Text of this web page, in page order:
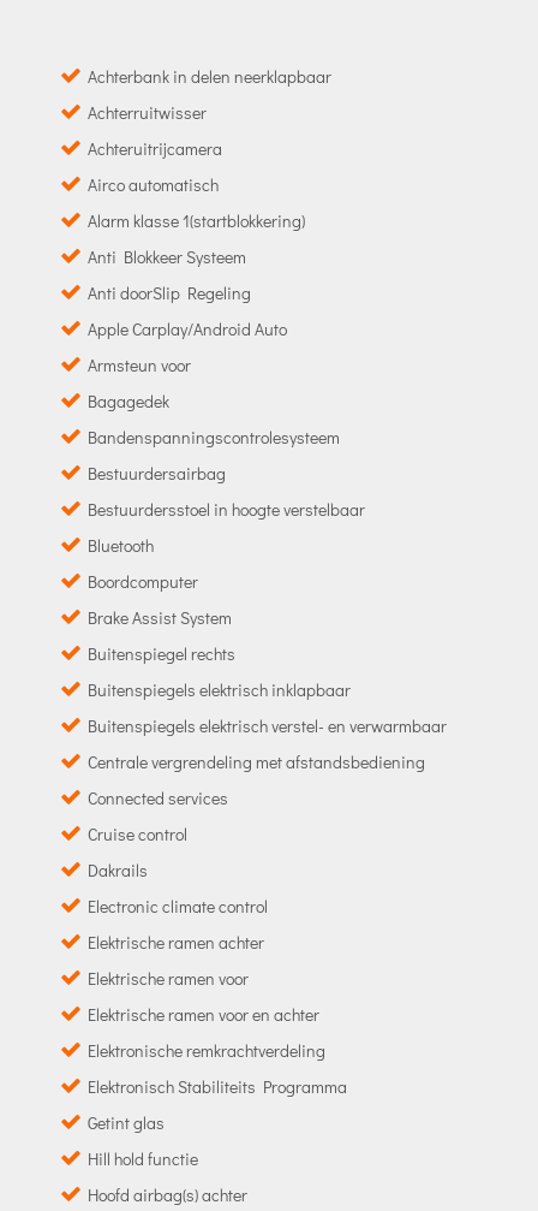
Achterbank in delen neerklapbaar
Achterruitwisser
Achteruitrijcamera
Airco automatisch
Alarm klasse 1(startblokkering)
Anti Blokkeer Systeem
Anti doorSlip Regeling
Apple Carplay/Android Auto
Armsteun voor
Bagagedek
Bandenspanningscontrolesysteem
Bestuurdersairbag
Bestuurdersstoel in hoogte verstelbaar
Bluetooth
Boordcomputer
Brake Assist System
Buitenspiegel rechts
Buitenspiegels elektrisch inklapbaar
Buitenspiegels elektrisch verstel- en verwarmbaar
Centrale vergrendeling met afstandsbediening
Connected services
Cruise control
Dakrails
Electronic climate control
Elektrische ramen achter
Elektrische ramen voor
Elektrische ramen voor en achter
Elektronische remkrachtverdeling
Elektronisch Stabiliteits Programma
Getint glas
Hill hold functie
Hoofd airbag(s) achter